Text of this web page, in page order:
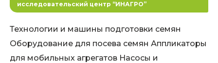
исследовательский центр “ИНАГРО”
Технологии и машины подготовки семян
Оборудование для посева семян Аппликаторы
для мобильных агрегатов Насосы и